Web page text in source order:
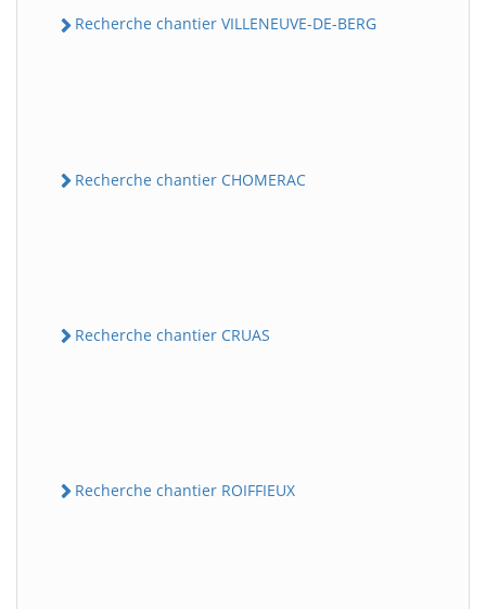
Recherche chantier VILLENEUVE-DE-BERG
Recherche chantier CHOMERAC
Recherche chantier CRUAS
Recherche chantier ROIFFIEUX